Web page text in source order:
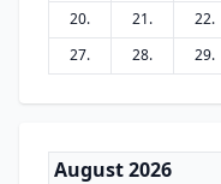
20.
21. 22.
27.
28. 29.
August 2026